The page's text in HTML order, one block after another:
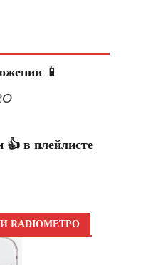
📱
👍 в плейлисте
RADIOМЕТРО